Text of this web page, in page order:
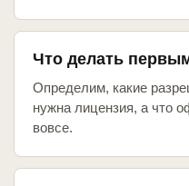
Что делать
Определим, какие
нужна лицензия, а что
вовсе.